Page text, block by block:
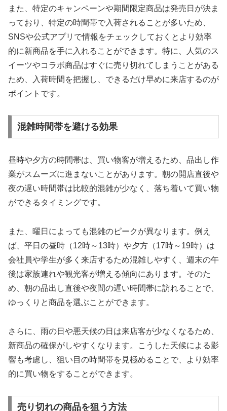
また、特定のキャンペーンや期間限定商品は発売日が決ま
っており、特定の時間帯で入荷されることが多いため、
SNSや公式アプリで情報をチェックしておくとより効率
的に新商品を手に入れることができます。特に、人気のス
イーツやコラボ商品はすぐに売り切れてしまうことがある
ため、入荷時間を把握し、できるだけ早めに来店するのが
ポイントです。
混雑時間帯を避ける効果
昼時や夕方の時間帯は、買い物客が増えるため、品出し作
業がスムーズに進まないことがあります。朝の開店直後や
夜の遅い時間帯は比較的混雑が少なく、落ち着いて買い物
ができるタイミングです。
また、曜日によっても混雑のピークが異なります。例え
ば、平日の昼時（12時～13時）や夕方（17時～19時）は
会社員や学生が多く来店するため混雑しやすく、週末の午
後は家族連れや観光客が増える傾向にあります。そのた
め、朝の品出し直後や夜間の遅い時間帯に訪れることで、
ゆっくりと商品を選ぶことができます。
さらに、雨の日や悪天候の日は来店客が少なくなるため、
新商品の確保がしやすくなります。こうした天候による影
響も考慮し、狙い目の時間帯を見極めることで、より効率
的に買い物をすることができます。
売り切れの商品を狙う方法